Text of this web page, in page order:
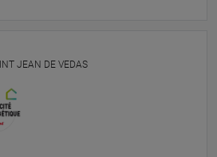
JEAN DE VEDAS